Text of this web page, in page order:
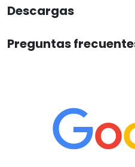
Descargas
Preguntas